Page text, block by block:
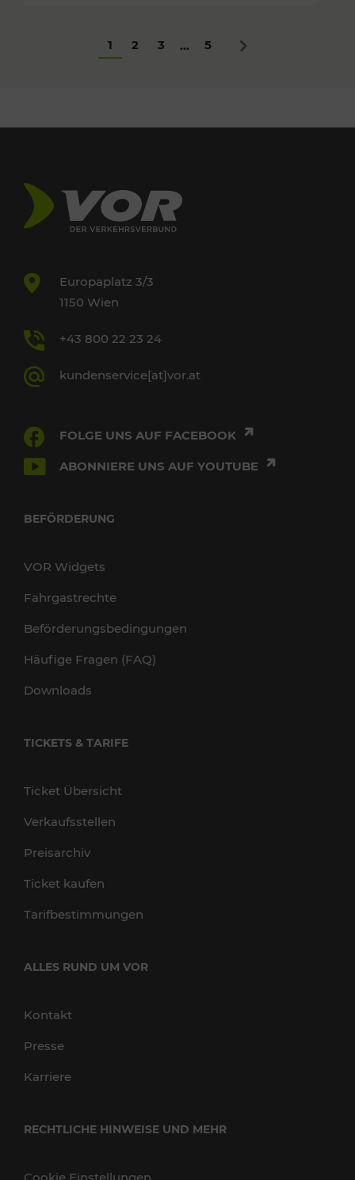
1 2 3 ... 5 Nächstes
Europaplatz 3/3
1150 Wien
+43 800 22 23 24
kundenservice[at]vor.at
FOLGE UNS AUF FACEBOOK
ABONNIERE UNS AUF YOUTUBE
BEFÖRDERUNG
VOR Widgets
Fahrgastrechte
Beförderungsbedingungen
Häufige Fragen (FAQ)
Downloads
TICKETS & TARIFE
Ticket Übersicht
Verkaufsstellen
Preisarchiv
Ticket kaufen
Tarifbestimmungen
ALLES RUND UM VOR
Kontakt
Presse
Karriere
RECHTLICHE HINWEISE UND MEHR